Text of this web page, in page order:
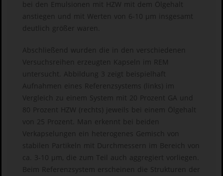
bei den Emulsionen mit HZW mit dem Ölgehalt
anstiegen und mit Werten von 6-10 µm insgesamt
deutlich größer waren.
Abschließend wurden die in den verschiedenen
Versuchsreihen erzeugten Kapseln im REM
untersucht. Abbildung 3 zeigt beispielhaft
Aufnahmen eines Referenzsystems (links) im
Vergleich zu einem System mit 20 Prozent GA und
80 Prozent HZW (rechts) jeweils bei einem Ölgehalt
von 25 Prozent. Man erkennt bei beiden
Verkapselungen ein heterogenes Gemisch von
stabilen Partikeln mit Durchmessern im Bereich von
ca. 3-10 µm, die zum Teil auch aggregiert vorliegen.
Beim Referenzsystem erscheinen die Strukturen der